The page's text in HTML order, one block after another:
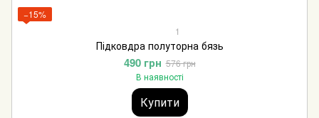
−15%
1
Підковдра полуторна бязь
490 грн 576 грн
В наявності
Купити